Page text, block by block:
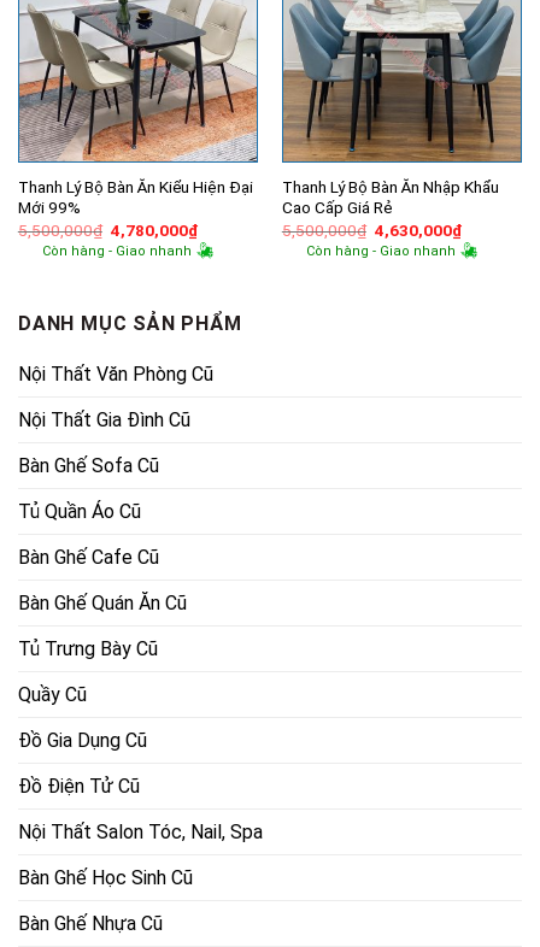
Thanh Lý Bộ Bàn Ăn Kiểu Hiện Đại
Mới 99%
5,500,000₫ Giá
gốc
là:
4,780,000₫Giá
hiện
tại
Còn hàng - Giao nhanh
Thanh Lý Bộ Bàn Ăn Nhập Khẩu
Cao Cấp Giá Rẻ
5,500,000₫ Giá
gốc
là:
4,630,000₫Giá
hiện
tại
Còn hàng - Giao nhanh
DANH MỤC SẢN PHẨM
Nội Thất Văn Phòng Cũ
Nội Thất Gia Đình Cũ
Bàn Ghế Sofa Cũ
Tủ Quần Áo Cũ
Bàn Ghế Cafe Cũ
Bàn Ghế Quán Ăn Cũ
Tủ Trưng Bày Cũ
Quầy Cũ
Đồ Gia Dụng Cũ
Đồ Điện Tử Cũ
Nội Thất Salon Tóc, Nail, Spa
Bàn Ghế Học Sinh Cũ
Bàn Ghế Nhựa Cũ